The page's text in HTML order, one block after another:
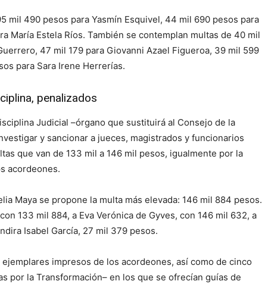
mil 490 pesos para Yasmín Esquivel, 44 mil 690 pesos para
María Estela Ríos. También se contemplan multas de 40 mil
47 mil 179 para Giovanni Azael Figueroa, 39 mil 599
para Sara Irene Herrerías.
penalizados
Judicial –órgano que sustituirá al Consejo de la
y sancionar a jueces, magistrados y funcionarios
que van de 133 mil a 146 mil pesos, igualmente por la
acordeones.
Maya se propone la multa más elevada: 146 mil 884 pesos.
133 mil 884, a Eva Verónica de Gyves, con 146 mil 632, a
Isabel García, 27 mil 379 pesos.
impresos de los acordeones, así como de cinco
por la Transformación– en los que se ofrecían guías de